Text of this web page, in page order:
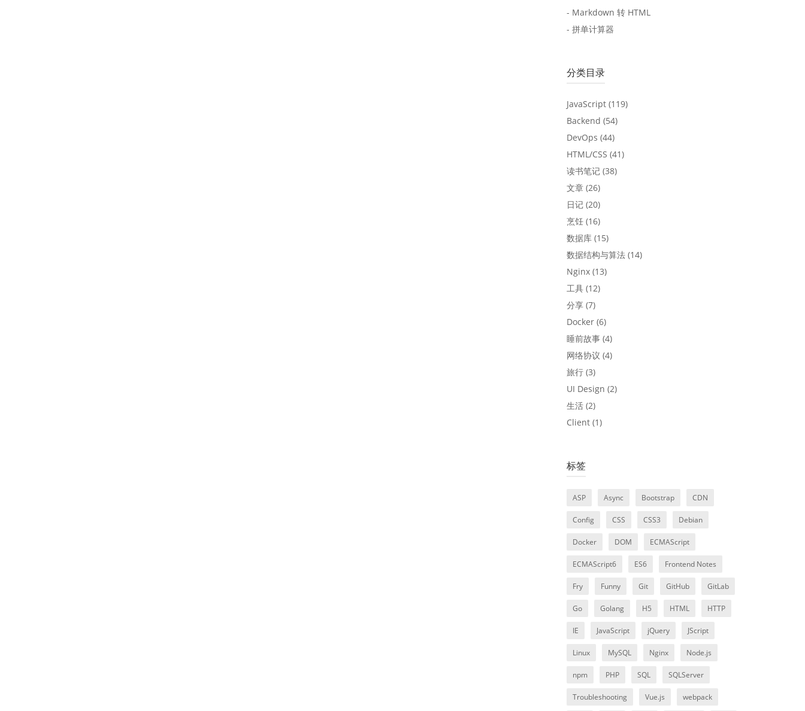
- Markdown 转 HTML
- 拼单计算器
分类目录
JavaScript(119)
Backend (54)
DevOps (44)
HTML/CSS (41)
读书笔记(38)
文章(26)
日记(20)
烹饪(16)
数据库(15)
数据结构与算法(14)
Nginx(13)
工具(12)
分享(7)
Docker(6)
睡前故事(4)
网络协议 (4)
旅行(3)
UI Design (2)
生活(2)
Client(1)
标签
ASP Async Bootstrap CDN
Config CSS CSS3 Debian
Docker DOM ECMAScript
ECMAScript6 ES6 Frontend Notes
Fry Funny Git GitHub GitLab
Go Golang H5 HTML HTTP
IE JavaScript jQuery JScript
Linux MySQL Nginx Node.js
npm PHP SQL SQLServer
Troubleshooting Vue.js webpack